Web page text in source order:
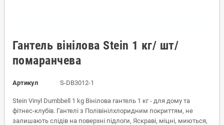
Гантель вінілова Stein 1 кг/ шт/
помаранчева
Артикул S-DB3012-1
Stein Vinyl Dumbbell 1 kg Вінілова гантель 1 кг - для дому та
фітнес-клубів. Гантелі з Полівінілхлоридним покриттям, не
залишають слідів на поверхні підлоги, Яскраві, міцні, миються,